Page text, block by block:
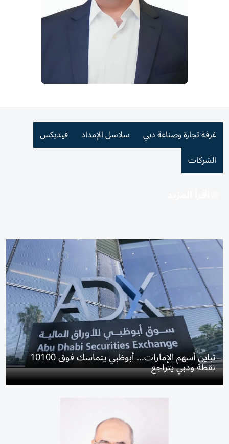
غرفة تجارة وصناعة دبي سلاسل الإمداد
فيديكس
الشركات
تباين أسهم الإمارات... أبوظبي يتماسك فوق 10100
نقطة ودبي يتراجع